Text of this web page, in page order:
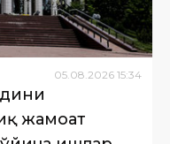
05.08.2026 15:34
жамоат